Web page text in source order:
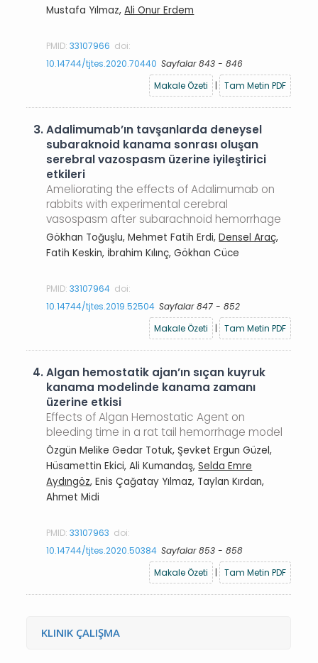
Mustafa Yılmaz,Ali Onur Erdem
PMID:33107966 doi:
10.14744/tjtes.2020.70440 Sayfalar 843 - 846
Makale Özeti
| Tam Metin PDF
3.Adalimumab’ın tavşanlarda deneysel
subaraknoid kanama sonrası oluşan
serebral vazospasm üzerine iyileştirici
etkileri
Ameliorating the effects of Adalimumab on
rabbits with experimental cerebral
vasospasm after subarachnoid hemorrhage
Gökhan Toğuşlu, Mehmet Fatih Erdi,Densel Araç,
Fatih Keskin, İbrahim Kılınç, Gökhan Cüce
PMID:33107964 doi:
10.14744/tjtes.2019.52504 Sayfalar 847 - 852
Makale Özeti
| Tam Metin PDF
4.Algan hemostatik ajan’ın sıçan kuyruk
kanama modelinde kanama zamanı
üzerine etkisi
Effects of Algan Hemostatic Agent on
bleeding time in a rat tail hemorrhage model
Özgün Melike Gedar Totuk, Şevket Ergun Güzel,
Hüsamettin Ekici, Ali Kumandaş,Selda Emre
Aydıngöz, Enis Çağatay Yılmaz, Taylan Kırdan,
Ahmet Midi
PMID:33107963 doi:
10.14744/tjtes.2020.50384 Sayfalar 853 - 858
Makale Özeti
| Tam Metin PDF
KLINIK ÇALIŞMA